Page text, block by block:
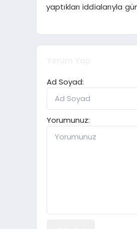
yaptıkları iddialarıyla
Ad Soyad:
Yorumunuz: